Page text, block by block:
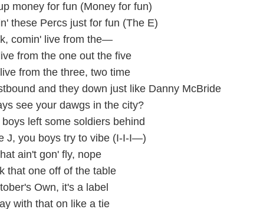
money for fun (Money for fun)
these Percs just for fun (The E)
comin' live from the—
from the one out the five
from the three, two time
and they down just like Danny McBride
see your dawgs in the city?
left some soldiers behind
J, you boys try to vibe (I-I-I—)
ain't gon' fly, nope
that one off of the table
Own, it's a label
with that on like a tie